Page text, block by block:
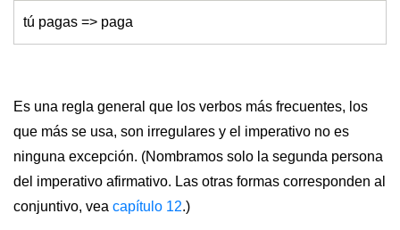
tú pagas => paga
Es una regla general que los verbos más frecuentes, los
que más se usa, son irregulares y el imperativo no es
ninguna excepción. (Nombramos solo la segunda persona
del imperativo afirmativo. Las otras formas corresponden al
conjuntivo, vea capítulo 12.)